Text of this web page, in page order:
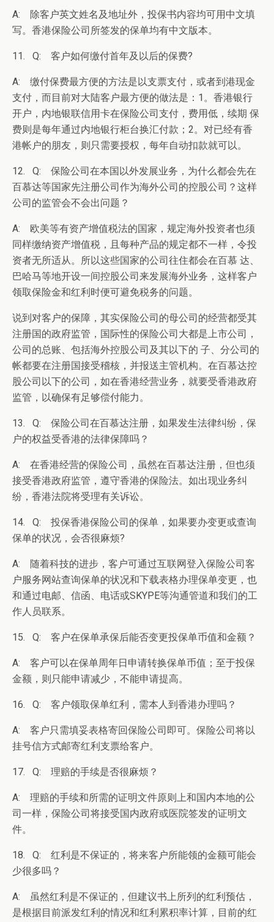
A: 除客户英文姓名及地址外，投保书内容均可用中文填
写。香港保险公司所签发的保单均有中文版本。
11. Q: 客户如何缴付首年及以后的保费?
A: 缴付保费最方便的方法是以支票支付，或者到港现金
支付，而目前对大陆客户最方便的做法是：1。香港银行
开户，内地银联信用卡在保险公司支付，费用低，续期 保
费则是每年通过内地银行柜台换汇付款；2。对已经有香
港帐户的朋友，则只需要授权，每年自动扣款就可以。
12. Q: 保险公司在本国以外发展业务，为什么都会先在
百慕达等国家先注册公司作为海外公司的控股公司？这样
公司的监管会不会出问题？
A: 欧美等有资产增值税法的国家，规定海外投资者也须
同样缴纳资产增值税，且每种产品的规定都不一样，令投
资者无所适从。所以这些国家的公司往住都会在百慕 达、
巴哈马等地开设一间控股公司来发展海外业务，这样客户
领取保险金和红利时便可避免税务的问题。
说到对客户的保障，其实保险公司的母公司的经营都受其
注册国的政府监管，国际性的保险公司大都是上市公司，
公司的总账、包括海外控股公司及其以下的 子、分公司的
帐都要在注册国接受稽核，并报送主管机构。在百慕达控
股公司以下的公司，如在香港经营业务，就要受香港政府
监管，以确保有足够偿付能力。
13. Q: 保险公司在百慕达注册，如果发生法律纠纷，保
户的权益受香港的法律保障吗？
A: 在香港经营的保险公司，虽然在百慕达注册，但也须
接受香港政府监管，遵守香港的保险法。如出现业务纠
纷，香港法院将受理有关诉讼。
14. Q: 投保香港保险公司的保单，如果要办变更或查询
保单的状况，会否很麻烦?
A: 随着科技的进步，客户可通过互联网登入保险公司客
户服务网站查询保单的状况和下载表格办理保单变更，也
和通过电邮、信函、电话或SKYPE等沟通管道和我们的工
作人员联系。
15. Q: 客户在保单承保后能否变更投保单币值和金额？
A: 客户可以在保单周年日申请转换保单币值；至于投保
金额，则只能申请减少，不能申请提高。
16. Q: 客户领取保单红利，需本人到香港办理吗？
A: 客户只需填妥表格寄回保险公司即可。保险公司将以
挂号信方式邮寄红利支票给客户。
17. Q: 理赔的手续是否很麻烦？
A: 理赔的手续和所需的证明文件原则上和国内本地的公
司一样，保险公司将接受国内政府或医院签发的证明文
件。
18. Q: 红利是不保证的，将来客户所能领的金额可能会
少很多吗？
A: 虽然红利是不保证的，但建议书上所列的红利预估，
是根据目前派发红利的情况和红利累积率计算，目前的红